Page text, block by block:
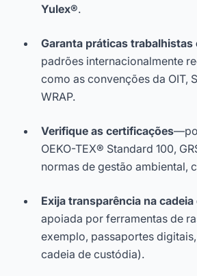
Yulex®.
Garanta práticas trabalhistas
padrões internacionalmente
como as convenções da OIT,
WRAP.
Verifique as certificações
OEKO-TEX® Standard 100,
normas de gestão ambiental,
Exija transparência na
apoiada por ferramentas de
exemplo, passaportes
cadeia de custódia).